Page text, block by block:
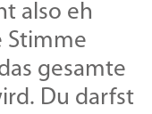
also eh
Stimme
gesamte
Du darfst